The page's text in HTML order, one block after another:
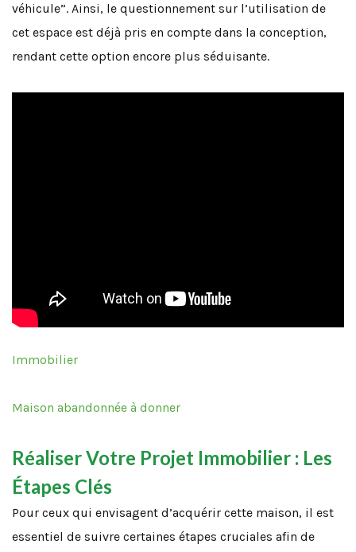
véhicule”. Ainsi, le questionnement sur l’utilisation de
cet espace est déjà pris en compte dans la conception,
rendant cette option encore plus séduisante.
Immobilier
Maison abandonnée à donner
Réaliser Votre Projet Immobilier : Les
Étapes Clés
Pour ceux qui envisagent d’acquérir cette maison, il est
essentiel de suivre certaines étapes cruciales afin de